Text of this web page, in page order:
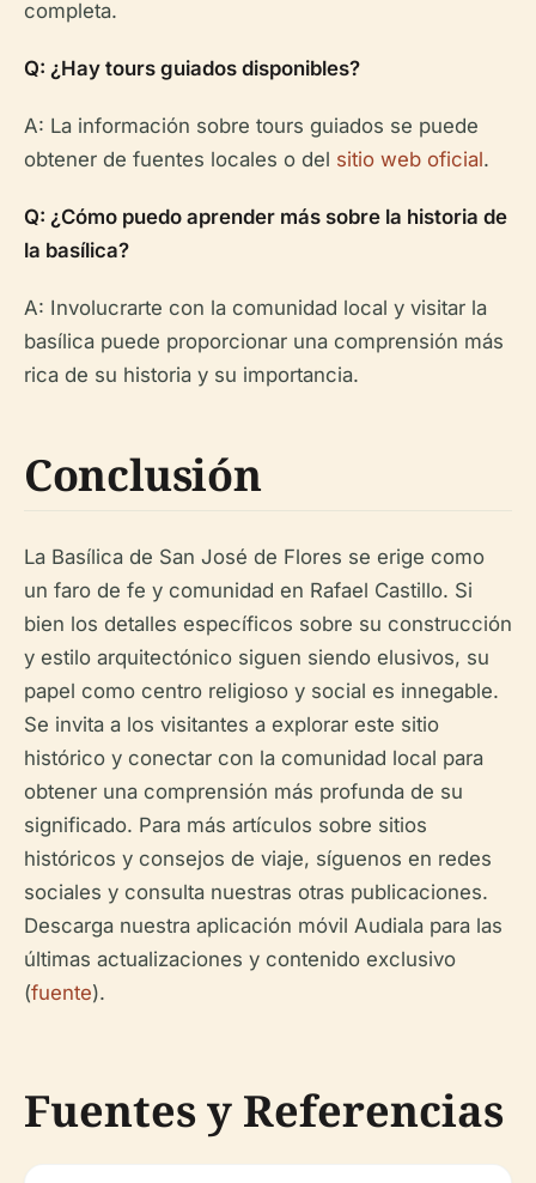
completa.
Q: ¿Hay tours guiados disponibles?
A: La información sobre tours guiados se puede
obtener de fuentes locales o del sitio web oficial.
Q: ¿Cómo puedo aprender más sobre la historia de
la basílica?
A: Involucrarte con la comunidad local y visitar la
basílica puede proporcionar una comprensión más
rica de su historia y su importancia.
Conclusión
La Basílica de San José de Flores se erige como
un faro de fe y comunidad en Rafael Castillo. Si
bien los detalles específicos sobre su construcción
y estilo arquitectónico siguen siendo elusivos, su
papel como centro religioso y social es innegable.
Se invita a los visitantes a explorar este sitio
histórico y conectar con la comunidad local para
obtener una comprensión más profunda de su
significado. Para más artículos sobre sitios
históricos y consejos de viaje, síguenos en redes
sociales y consulta nuestras otras publicaciones.
Descarga nuestra aplicación móvil Audiala para las
últimas actualizaciones y contenido exclusivo
(fuente).
Fuentes y Referencias